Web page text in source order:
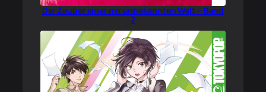
Der Zauber einer mir unbekannten Welt – Band
2